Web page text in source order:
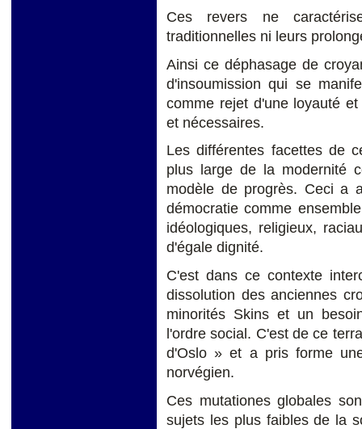
Ces revers ne
traditionnelles ni leurs
Ainsi ce déphasage de
d'insoumission qui se
comme rejet d'une loyauté
et nécessaires.
Les différentes facettes de
plus large de la modernité
modèle de progrès. Ceci a
démocratie comme
idéologiques, religieux,
d'égale dignité.
C'est dans ce contexte
dissolution des anciennes
minorités Skins et un
l'ordre social. C'est de ce
d'Oslo » et a pris forme
norvégien.
Ces mutationes globales
sujets les plus faibles de la